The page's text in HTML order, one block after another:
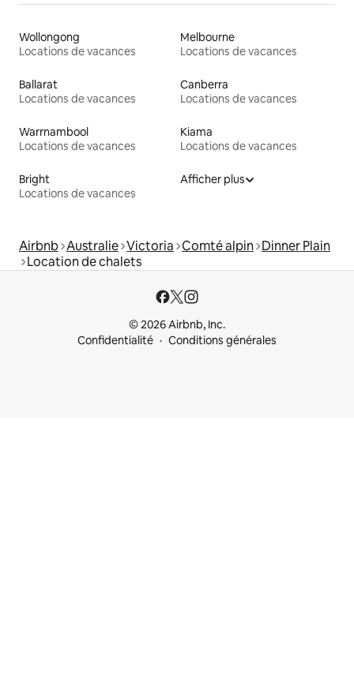
Wollongong
Locations de vacances
Melbourne
Locations de vacances
Ballarat
Locations de vacances
Canberra
Locations de vacances
Warrnambool
Locations de vacances
Kiama
Locations de vacances
Bright
Locations de vacances
Afficher plus
Airbnb Australie Victoria Comté alpin Dinner Plain
Location de chalets
© 2026 Airbnb, Inc.
Confidentialité
Conditions générales